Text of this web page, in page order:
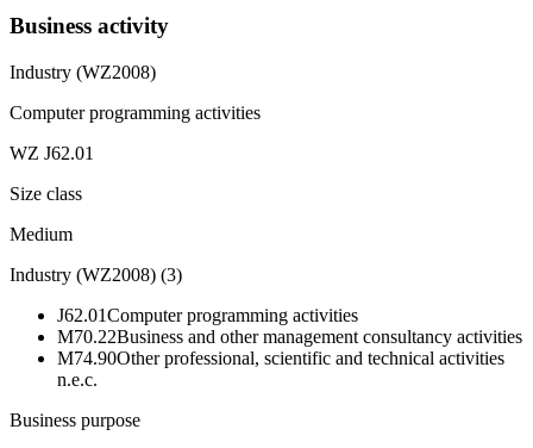
Business activity
Industry (WZ2008)
Computer programming activities
WZ J62.01
Size class
Medium
Industry (WZ2008) (3)
J62.01Computer programming activities
M70.22Business and other management consultancy activities
M74.90Other professional, scientific and technical activities
n.e.c.
Business purpose